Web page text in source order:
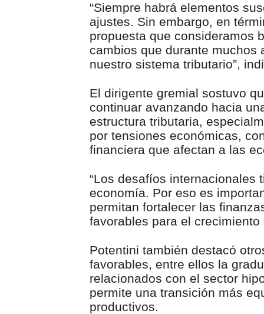
“Siempre habrá elementos
ajustes. Sin embargo, en
propuesta que consideramos
cambios que durante muchos
nuestro sistema tributario”,
El dirigente gremial sostuvo
continuar avanzando hacia
estructura tributaria,
por tensiones económicas,
financiera que afectan a las
“Los desafíos internacionales
economía. Por eso es
permitan fortalecer las
favorables para el crecimiento
Potentini también destacó
favorables, entre ellos la
relacionados con el sector
permite una transición más
productivos.